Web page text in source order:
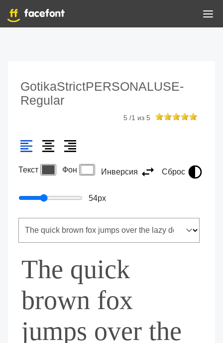
GotikaStrictPERSONALUSE-
Regular
5 /1 из 5
Текст Фон Инверсия Сброс
54px
The quick
brown fox
jumps over the